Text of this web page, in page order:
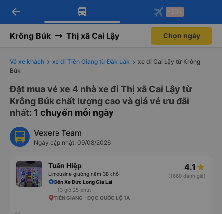
Tải app Vexere ngay!
Nhận ưu đãi thành viên độc
Mở app
Tải app Vexere
-30k/ghế khi đặt vé máy bay qua
Mở app
arrow_back -30k
Krông Búk Thị xã Cai Lậy Chọn ngày
Vé xe khách xe đi Tiền Giang từ Đắk Lắk
xe đi Cai Lậy từ Krông
Búk
Đặt mua vé xe 4 nhà xe đi Thị xã Cai Lậy từ
Krông Búk chất lượng cao và giá vé ưu đãi
nhất: 1 chuyến mỗi ngày
Vexere Team
Ngày cập nhật: 09/08/2026
Tuấn Hiệp
Limousine giường nằm 38 chỗ
4.1
(1660 đánh giá)
Bến Xe Đức Long Gia Lai
13 giờ 25 phút
TIỀN GIANG - DỌC QUỐC LỘ 1A